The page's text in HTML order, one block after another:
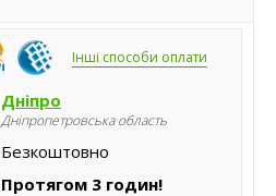
Інші способи оплати
Дніпро
Дніпропетровська область
Безкоштовно
Протягом 3 годин!